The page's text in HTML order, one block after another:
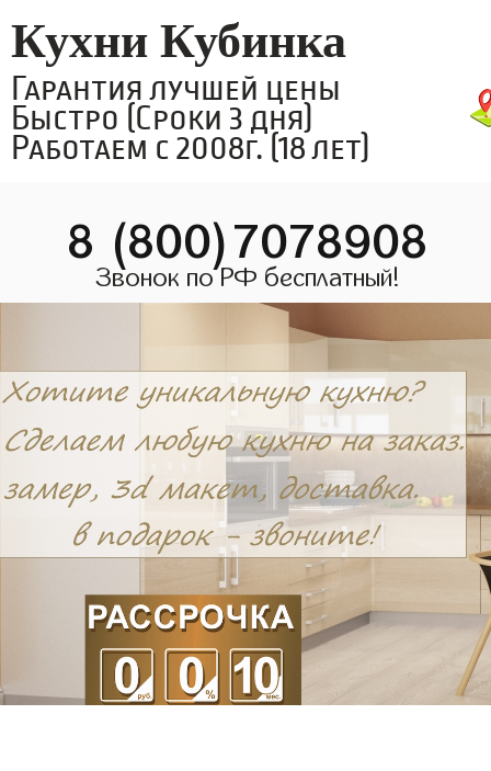
Кухни Кубинка
Гарантия лучшей цены
Быстро (Сроки 3 дня)
Работаем с 2008г. (18 лет)
8 (800)7078908
Звонок по РФ бесплатный!